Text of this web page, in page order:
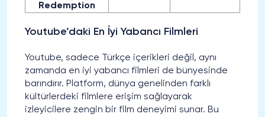
Redemption
Youtube’daki En İyi Yabancı Filmleri
Youtube, sadece Türkçe içerikleri değil, aynı
zamanda en iyi yabancı filmleri de bünyesinde
barındırır. Platform, dünya genelinden farklı
kültürlerdeki filmlere erişim sağlayarak
izleyicilere zengin bir film deneyimi sunar. Bu